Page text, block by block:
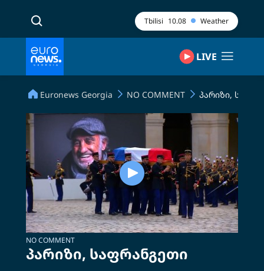
Tbilisi 10.08 Weather
LIVE
Euronews Georgia NO COMMENT პარიზი,
NO COMMENT
პარიზი, საფრანგეთი